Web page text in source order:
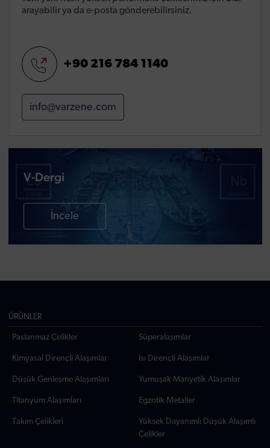
arayabilir ya da e-posta gönderebilirsiniz.
+90 216 784 1140
info@varzene.com
V-Dergi
İncele
ÜRÜNLER
Paslanmaz Çelikler Süperalaşımlar
Kimyasal Dirençli Alaşımlar Isı Dirençli Alaşımlar
Düşük Genleşme Alaşımları Yumuşak Manyetik Alaşımlar
Titanyum Alaşımları Egzotik Metaller
Takım Çelikleri
Yüksek Dayanımlı Düşük Alaşımlı
Çelikler